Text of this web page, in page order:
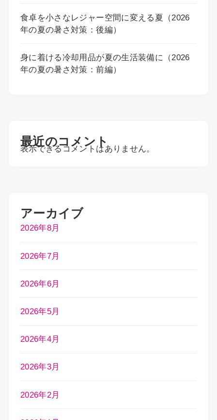
食卓を小さなレジャー空間に変える夏（2026
年の夏の暑さ対策：後編）
身に着ける冷却用品が夏の生活装備に（2026
年の夏の暑さ対策：前編）
最近のコメント
表示できるコメントはありません。
アーカイブ
2026年8月
2026年7月
2026年6月
2026年5月
2026年4月
2026年3月
2026年2月